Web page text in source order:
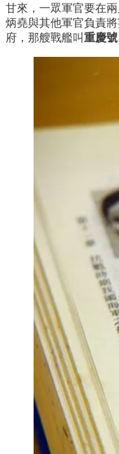
甘來，一眾軍官要在
炳堯與其他軍官負責
府，那艘戰艦叫重慶號